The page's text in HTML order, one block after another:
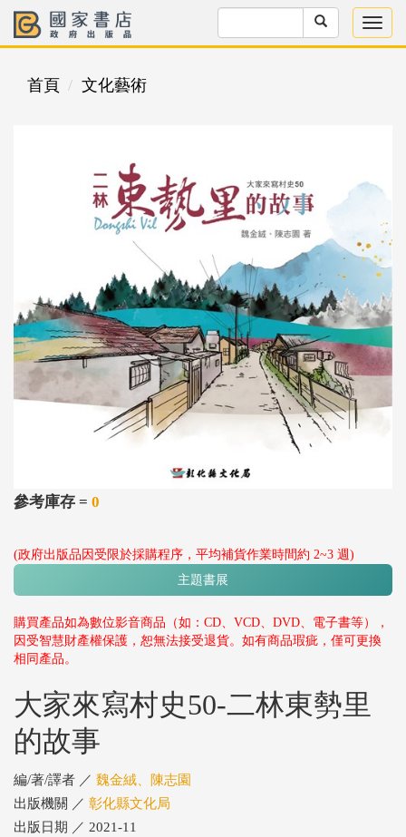
首頁 文化藝術
參考庫存 = 0
(政府出版品因受限於採購程序，平均補貨作業時間約 2~3 週)
主題書展
購買產品如為數位影音商品（如：CD、VCD、DVD、電子書等），
因受智慧財產權保護，恕無法接受退貨。如有商品瑕疵，僅可更換
相同產品。
大家來寫村史50-二林東勢里
的故事
編/著/譯者 ／ 魏金絨、陳志園
出版機關 ／ 彰化縣文化局
出版日期 ／ 2021-11